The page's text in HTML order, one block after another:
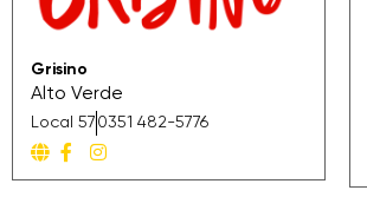
Grisino
Alto Verde
Local 57 0351 482-5776